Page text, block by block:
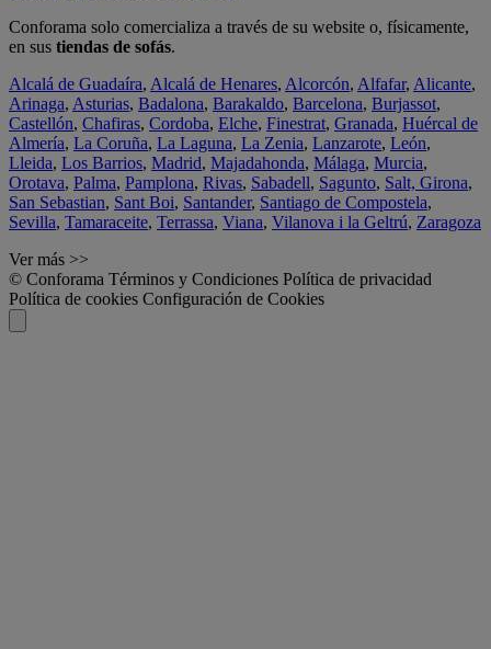
Conforama solo comercializa a través de su website o, físicamente,
en sus tiendas de sofás.
Alcalá de Guadaíra, Alcalá de Henares, Alcorcón, Alfafar, Alicante,
Arinaga, Asturias, Badalona, Barakaldo, Barcelona, Burjassot,
Castellón, Chafiras, Cordoba, Elche, Finestrat, Granada, Huércal de
Almería, La Coruña, La Laguna, La Zenia, Lanzarote, León,
Lleida, Los Barrios, Madrid, Majadahonda, Málaga, Murcia,
Orotava, Palma, Pamplona, Rivas, Sabadell, Sagunto, Salt, Girona,
San Sebastian, Sant Boi, Santander, Santiago de Compostela,
Sevilla, Tamaraceite, Terrassa, Viana, Vilanova i la Geltrú, Zaragoza
Ver más >>
© Conforama Términos y Condiciones Política de privacidad
Política de cookies Configuración de Cookies